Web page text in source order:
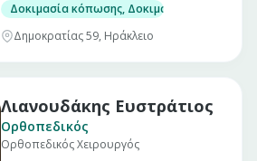
Δοκιμασία κόπωσης, Δοκιμασία ανάκλισης
Δημοκρατίας 59, Ηράκλειο
Λιανουδάκης Ευστράτιος
Ορθοπεδικός
Ορθοπεδικός Χειρουργός